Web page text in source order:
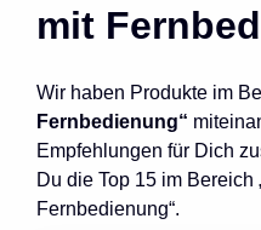
mit
Wir haben Produkte im
Fernbedienung“
Empfehlungen für Dich
Du die Top 15 im Bereich
Fernbedienung“.